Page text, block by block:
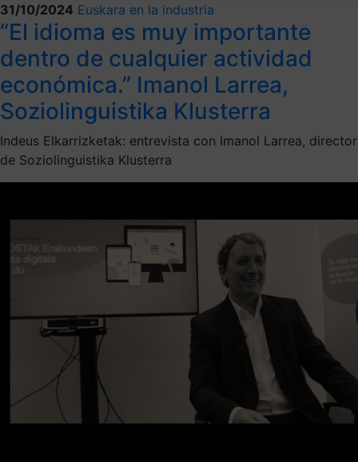
31/10/2024 Euskara en la industria
“El idioma es muy importante
dentro de cualquier actividad
económica.” Imanol Larrea,
Soziolinguistika Klusterra
Indeus Elkarrizketak: entrevista con Imanol Larrea, director
de Soziolinguistika Klusterra